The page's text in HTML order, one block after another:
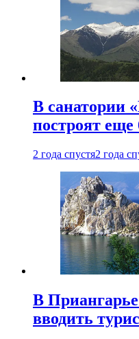
В санатории
построят еще
2 года спустя2 года
В
вводить